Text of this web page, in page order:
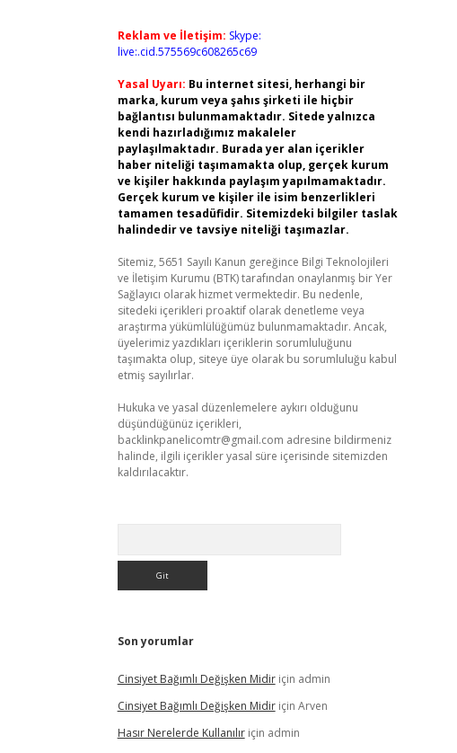
Reklam ve İletişim: Skype:
live:.cid.575569c608265c69
Yasal Uyarı: Bu internet sitesi, herhangi bir
marka, kurum veya şahıs şirketi ile hiçbir
bağlantısı bulunmamaktadır. Sitede yalnızca
kendi hazırladığımız makaleler
paylaşılmaktadır. Burada yer alan içerikler
haber niteliği taşımamakta olup, gerçek kurum
ve kişiler hakkında paylaşım yapılmamaktadır.
Gerçek kurum ve kişiler ile isim benzerlikleri
tamamen tesadüfidir. Sitemizdeki bilgiler taslak
halindedir ve tavsiye niteliği taşımazlar.
Sitemiz, 5651 Sayılı Kanun gereğince Bilgi Teknolojileri
ve İletişim Kurumu (BTK) tarafından onaylanmış bir Yer
Sağlayıcı olarak hizmet vermektedir. Bu nedenle,
sitedeki içerikleri proaktif olarak denetleme veya
araştırma yükümlülüğümüz bulunmamaktadır. Ancak,
üyelerimiz yazdıkları içeriklerin sorumluluğunu
taşımakta olup, siteye üye olarak bu sorumluluğu kabul
etmiş sayılırlar.
Hukuka ve yasal düzenlemelere aykırı olduğunu
düşündüğünüz içerikleri,
backlinkpanelicomtr@gmail.com adresine bildirmeniz
halinde, ilgili içerikler yasal süre içerisinde sitemizden
kaldırılacaktır.
Son yorumlar
Cinsiyet Bağımlı Değişken Midiriçin admin
Cinsiyet Bağımlı Değişken Midiriçin Arven
Hasır Nerelerde Kullanılıriçin admin